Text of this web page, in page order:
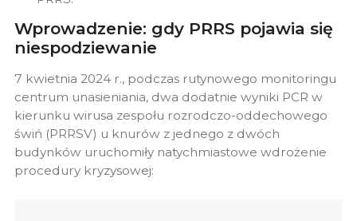
Wprowadzenie: gdy PRRS pojawia się
niespodziewanie
7 kwietnia 2024 r., podczas rutynowego monitoringu
centrum unasieniania, dwa dodatnie wyniki PCR w
kierunku wirusa zespołu rozrodczo-oddechowego
świń (PRRSV) u knurów z jednego z dwóch
budynków uruchomiły natychmiastowe wdrożenie
procedury kryzysowej: